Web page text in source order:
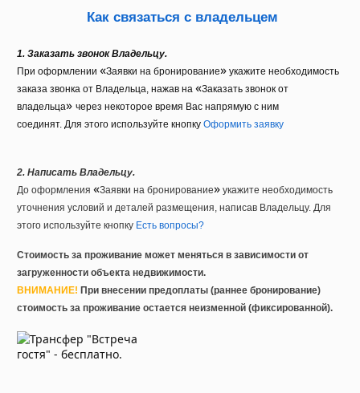
Как связаться с владельцем
1. Заказать звонок Владельцу.
При оформлении «Заявки на бронирование» укажите необходимость
заказа звонка от Владельца, нажав на «Заказать звонок от
владельца» через некоторое время Вас напрямую с ним
соединят. Для этого используйте кнопку Оформить заявку
2. Написать Владельцу.
До оформления «Заявки на бронирование» укажите необходимость
уточнения условий и деталей размещения, написав Владельцу. Для
этого используйте кнопку Есть вопросы?
Стоимость за проживание может меняться в зависимости от
загруженности объекта недвижимости.
ВНИМАНИЕ! При внесении предоплаты (раннее бронирование)
стоимость за проживание остается неизменной (фиксированной).